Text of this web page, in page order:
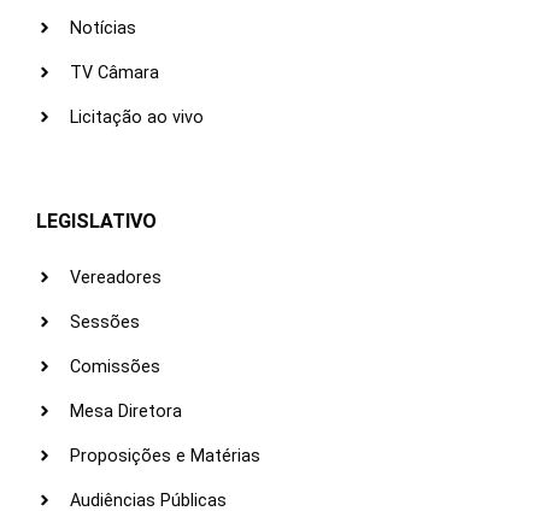
Notícias
TV Câmara
Licitação ao vivo
LEGISLATIVO
Vereadores
Sessões
Comissões
Mesa Diretora
Proposições e Matérias
Audiências Públicas